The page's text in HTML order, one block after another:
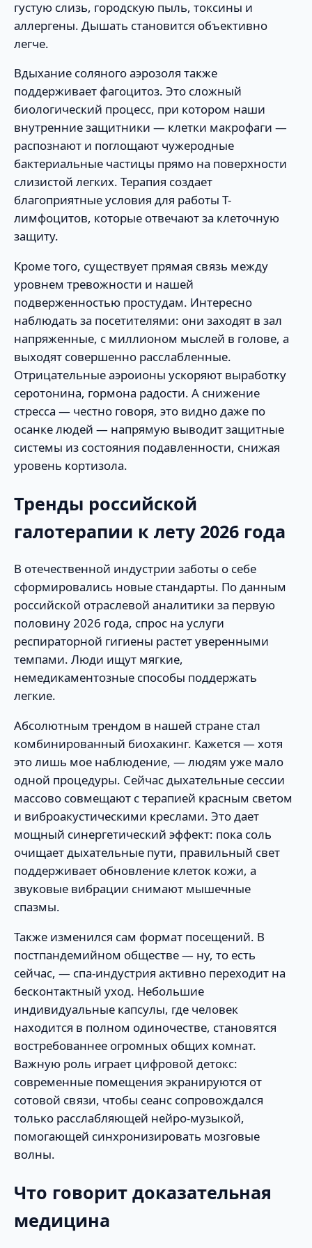
густую слизь, городскую пыль, токсины и
аллергены. Дышать становится объективно
легче.
Вдыхание соляного аэрозоля также
поддерживает фагоцитоз. Это сложный
биологический процесс, при котором наши
внутренние защитники — клетки макрофаги —
распознают и поглощают чужеродные
бактериальные частицы прямо на поверхности
слизистой легких. Терапия создает
благоприятные условия для работы Т-
лимфоцитов, которые отвечают за клеточную
защиту.
Кроме того, существует прямая связь между
уровнем тревожности и нашей
подверженностью простудам. Интересно
наблюдать за посетителями: они заходят в зал
напряженные, с миллионом мыслей в голове, а
выходят совершенно расслабленные.
Отрицательные аэроионы ускоряют выработку
серотонина, гормона радости. А снижение
стресса — честно говоря, это видно даже по
осанке людей — напрямую выводит защитные
системы из состояния подавленности, снижая
уровень кортизола.
Тренды российской
галотерапии к лету 2026 года
В отечественной индустрии заботы о себе
сформировались новые стандарты. По данным
российской отраслевой аналитики за первую
половину 2026 года, спрос на услуги
респираторной гигиены растет уверенными
темпами. Люди ищут мягкие,
немедикаментозные способы поддержать
легкие.
Абсолютным трендом в нашей стране стал
комбинированный биохакинг. Кажется — хотя
это лишь мое наблюдение, — людям уже мало
одной процедуры. Сейчас дыхательные сессии
массово совмещают с терапией красным светом
и виброакустическими креслами. Это дает
мощный синергетический эффект: пока соль
очищает дыхательные пути, правильный свет
поддерживает обновление клеток кожи, а
звуковые вибрации снимают мышечные
спазмы.
Также изменился сам формат посещений. В
постпандемийном обществе — ну, то есть
сейчас, — спа-индустрия активно переходит на
бесконтактный уход. Небольшие
индивидуальные капсулы, где человек
находится в полном одиночестве, становятся
востребованнее огромных общих комнат.
Важную роль играет цифровой детокс:
современные помещения экранируются от
сотовой связи, чтобы сеанс сопровождался
только расслабляющей нейро-музыкой,
помогающей синхронизировать мозговые
волны.
Что говорит доказательная
медицина